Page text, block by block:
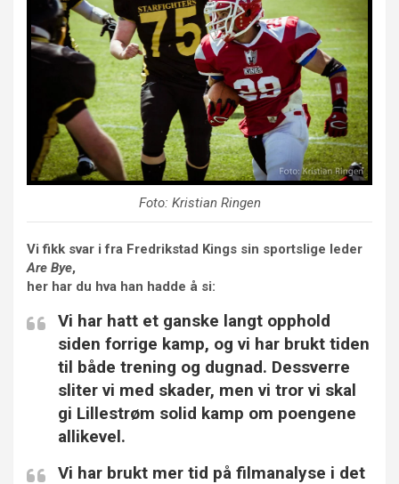
Foto: Kristian Ringen
Vi fikk svar i fra Fredrikstad Kings sin sportslige leder
Are Bye,
her har du hva han hadde å si:
Vi har hatt et ganske langt opphold
siden forrige kamp, og vi har brukt tiden
til både trening og dugnad. Dessverre
sliter vi med skader, men vi tror vi skal
gi Lillestrøm solid kamp om poengene
allikevel.
Vi har brukt mer tid på filmanalyse i det